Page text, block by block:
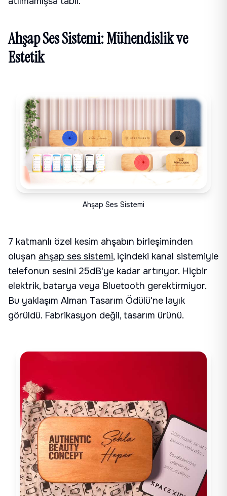
Ahşap Ses Sistemi: Mühendislik ve
Estetik
Ahşap Ses Sistemi
7 katmanlı özel kesim ahşabın birleşiminden
oluşan ahşap ses sistemi, içindeki kanal sistemiyle
telefonun sesini 25dB'ye kadar artırıyor. Hiçbir
elektrik, batarya veya Bluetooth gerektirmiyor.
Bu yaklaşım Alman Tasarım Ödülü'ne layık
görüldü. Fabrikasyon değil, tasarım ürünü.